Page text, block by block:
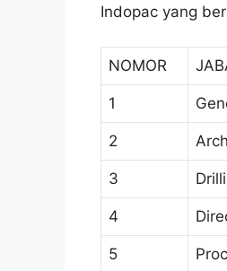
Indopac yang
NOMOR
1
2
3
4
5